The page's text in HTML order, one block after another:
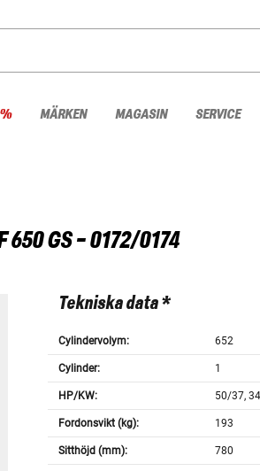
MÄRKEN MAGASIN SERVICE
650 GS - 0172/0174
Tekniska data *
Cylindervolym: 652
Cylinder: 1
HP/KW: 50/37,
Fordonsvikt (kg): 193
Sitthöjd (mm): 780